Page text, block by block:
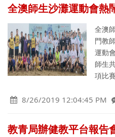
全澳師生沙灘運動會熱
全澳
門教
運動
師生
項比
8/26/2019 12:04:45 PM
教青局辦健教平台報告